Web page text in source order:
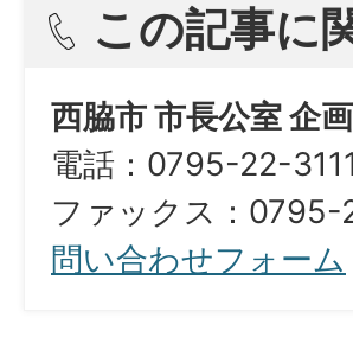
この記事に
西脇市 市長公室 企
電話：0795-22-3111
ファックス：0795-
問い合わせフォーム